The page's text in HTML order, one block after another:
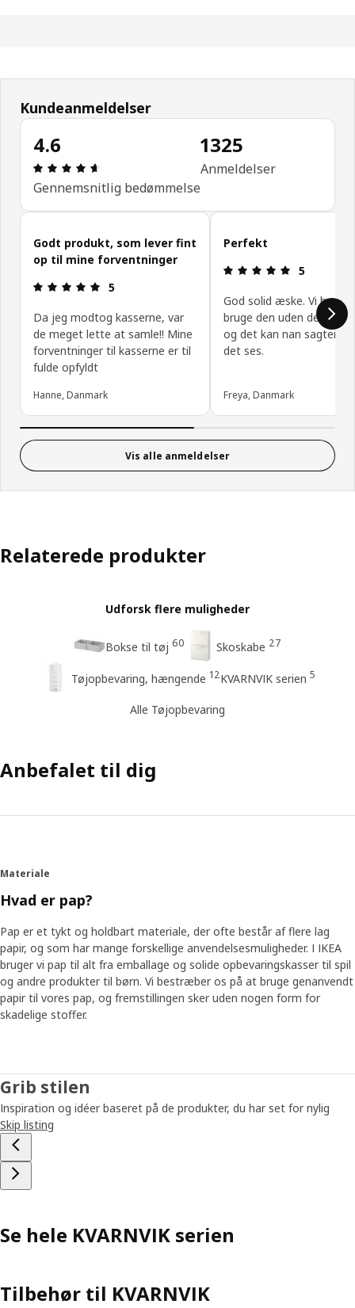
Kundeanmeldelser
4.6
Anmeldelse: 4.6 Ud af 5 Stjerner. Anmeldelser i
Gennemsnitlig bedømmelse
1325
Anmeldelser
Spring kundeanmeldelser over
Godt produkt, som lever fint
op til mine forventninger
Anmeldelse: 5 Ud af 5 Stjerner.
5
Da jeg modtog kasserne, var
de meget lette at samle!! Mine
forventninger til kasserne er til
fulde opfyldt
Hanne, Danmark
Perfekt
5
God solid æske. Vi har
bruge den uden det lille
og det kan nan sagtens
det ses.
Freya, Danmark
Vis alle anmeldelser
Relaterede produkter
Udforsk flere muligheder
Bokse til tøj 60 Skoskabe 27
Tøjopbevaring, hængende 12KVARNVIK serien 5
Alle Tøjopbevaring
Anbefalet til dig
Materiale
Hvad er pap?
Pap er et tykt og holdbart materiale, der ofte består af flere lag
papir, og som har mange forskellige anvendelsesmuligheder. I IKEA
bruger vi pap til alt fra emballage og solide opbevaringskasser til spil
og andre produkter til børn. Vi bestræber os på at bruge genanvendt
papir til vores pap, og fremstillingen sker uden nogen form for
skadelige stoffer.
Grib stilen
Inspiration og idéer baseret på de produkter, du har set for nylig
Skip listing
Se hele KVARNVIK serien
Tilbehør til KVARNVIK